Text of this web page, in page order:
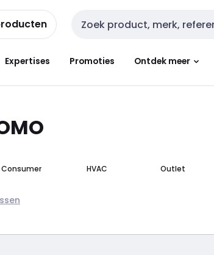
Zoekveld invoer
Expertises Promoties Ontdek meer
Consumer HVAC Outlet